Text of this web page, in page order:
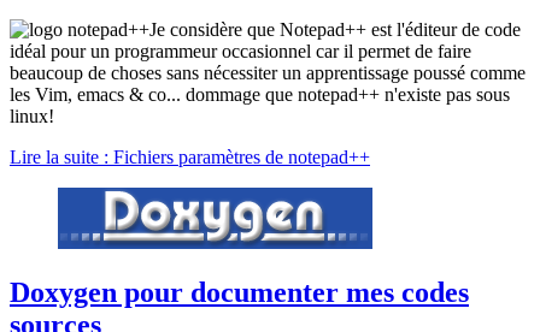
Je considère que Notepad++ est l'éditeur de code
idéal pour un programmeur occasionnel car il permet de faire
beaucoup de choses sans nécessiter un apprentissage poussé comme
les Vim, emacs & co... dommage que notepad++ n'existe pas sous
linux!
Lire la suite : Fichiers paramètres de notepad++
Doxygen pour documenter mes codes
sources